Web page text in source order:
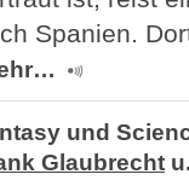
Spanien.
und
Glaubrecht